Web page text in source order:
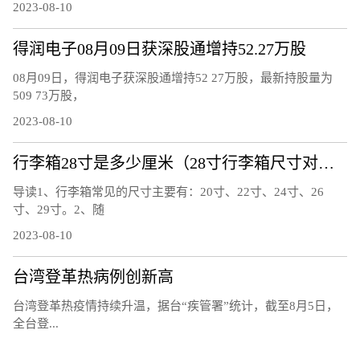
2023-08-10
得润电子08月09日获深股通增持52.27万股
08月09日，得润电子获深股通增持52 27万股，最新持股量为
509 73万股，
2023-08-10
行李箱28寸是多少厘米（28寸行李箱尺寸对照表）
导读1、行李箱常见的尺寸主要有：20寸、22寸、24寸、26
寸、29寸。2、随
2023-08-10
台湾登革热病例创新高
台湾登革热疫情持续升温，据台“疾管署”统计，截至8月5日，
全台登...